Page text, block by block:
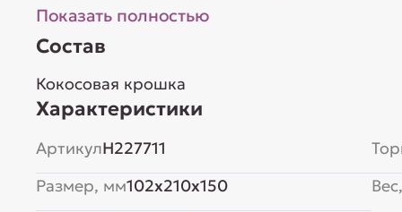
Показать полностью
Состав
Кокосовая крошка
Характеристики
АртикулH227711
Размер, мм102x210x150